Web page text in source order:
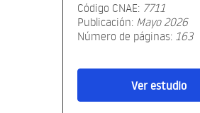
Código CNAE: 7711
Publicación: Mayo 2026
Número de páginas: 163
Ver estudio